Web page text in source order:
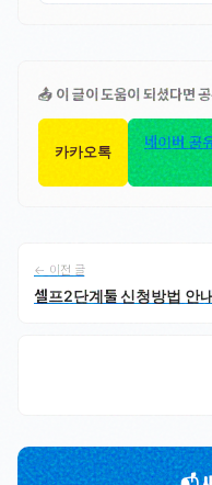
📤 이 글이 도움이 되셨다면
카카오톡
네이버 공
← 이전 글
셀프2단계툴 신청방법 안